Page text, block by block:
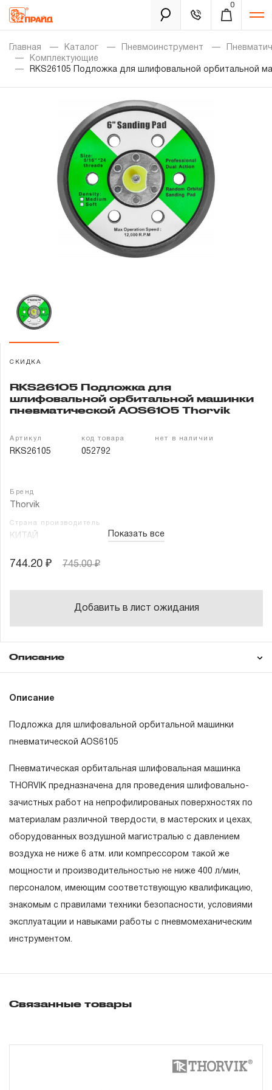
0
Каталог
Золотая лихорадка
Распродажа
Уцененный товар
Гарантия и сервис
Доставка и оплата
Контакты
Забыли пароль?
Главная Каталог Пневмоинструмент
Комплектующие
RKS26105 Подложка для шлифовальной орбитальной
СКИДКА
RKS26105 Подложка для
шлифовальной орбитальной машинки
пневматической AOS6105 Thorvik
Артикул
RKS26105
код товара
052792
нет в наличии
Бренд
Thorvik
Страна производитель
КИТАЙ Показать все
744.20 ₽ 745.00 ₽
Добавить в лист ожидания
Описание
Описание
Подложка для шлифовальной орбитальной машинки
пневматической AOS6105
Пневматическая орбитальная шлифовальная машинка
THORVIK предназначена для проведения шлифовально-
зачистных работ на непрофилированых поверхностях по
материалам различной твердости, в мастерских и цехах,
оборудованных воздушной магистралью с давлением
воздуха не ниже 6 атм. или компрессором такой же
мощности и производительностью не ниже 400 л/мин,
персоналом, имеющим соответствующую квалификацию,
знакомым с правилами техники безопасности, условиями
эксплуатации и навыками работы с пневмомеханическим
инструментом.
1.1 Понятие «ПОЖИЗНЕННАЯ ГАРАНТИЯ» включает в
себя признание неограниченного срока поддержания
гарантийных обязательств в течение всего периода
эксплуатации изделия, а также замена или ремонт
вышедшего из строя инструмента, если при
проведении технической экспертизы было
установлено, что производитель использовал при
изготовлении изделия некачественные материалы или
нарушал технологию в процессе его производства.
1.2 «ПОЖИЗНЕННАЯ ГАРАНТИЯ» предоставляется
правил эксплуатации, обслуживания, транспортировки
монтажного инструмента.
2.1 На инструмент, имеющий в своей конструкции
Связанные товары